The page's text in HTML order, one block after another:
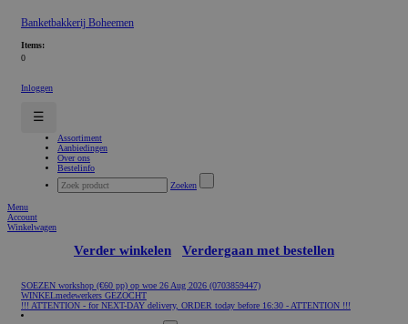
Banketbakkerij Boheemen
Items:
0
Inloggen
☰
Assortiment
Aanbiedingen
Over ons
Bestelinfo
Zoeken
Menu
Account
Winkelwagen
Verder winkelen Verdergaan met bestellen
SOEZEN workshop (€60 pp) op woe 26 Aug 2026 (0703859447)
WINKELmedewerkers GEZOCHT
!!! ATTENTION - for NEXT-DAY delivery, ORDER today before 16:30 - ATTENTION !!!